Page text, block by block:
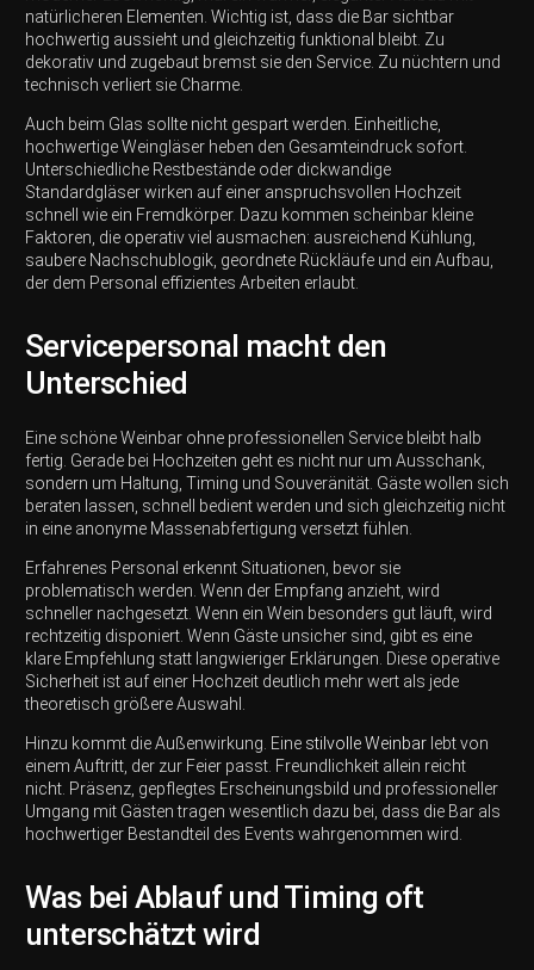
natürlicheren Elementen. Wichtig ist, dass die Bar sichtbar
hochwertig aussieht und gleichzeitig funktional bleibt. Zu
dekorativ und zugebaut bremst sie den Service. Zu nüchtern und
technisch verliert sie Charme.
Auch beim Glas sollte nicht gespart werden. Einheitliche,
hochwertige Weingläser heben den Gesamteindruck sofort.
Unterschiedliche Restbestände oder dickwandige
Standardgläser wirken auf einer anspruchsvollen Hochzeit
schnell wie ein Fremdkörper. Dazu kommen scheinbar kleine
Faktoren, die operativ viel ausmachen: ausreichend Kühlung,
saubere Nachschublogik, geordnete Rückläufe und ein Aufbau,
der dem Personal effizientes Arbeiten erlaubt.
Servicepersonal macht den
Unterschied
Eine schöne Weinbar ohne professionellen Service bleibt halb
fertig. Gerade bei Hochzeiten geht es nicht nur um Ausschank,
sondern um Haltung, Timing und Souveränität. Gäste wollen sich
beraten lassen, schnell bedient werden und sich gleichzeitig nicht
in eine anonyme Massenabfertigung versetzt fühlen.
Erfahrenes Personal erkennt Situationen, bevor sie
problematisch werden. Wenn der Empfang anzieht, wird
schneller nachgesetzt. Wenn ein Wein besonders gut läuft, wird
rechtzeitig disponiert. Wenn Gäste unsicher sind, gibt es eine
klare Empfehlung statt langwieriger Erklärungen. Diese operative
Sicherheit ist auf einer Hochzeit deutlich mehr wert als jede
theoretisch größere Auswahl.
Hinzu kommt die Außenwirkung. Eine stilvolle Weinbar lebt von
einem Auftritt, der zur Feier passt. Freundlichkeit allein reicht
nicht. Präsenz, gepflegtes Erscheinungsbild und professioneller
Umgang mit Gästen tragen wesentlich dazu bei, dass die Bar als
hochwertiger Bestandteil des Events wahrgenommen wird.
Was bei Ablauf und Timing oft
unterschätzt wird